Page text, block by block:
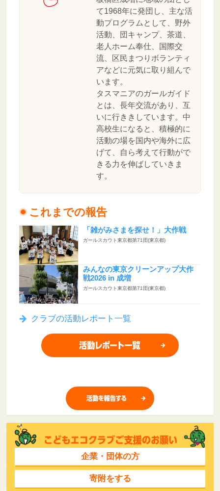
て1968年に発団し、主な活
動プログラムとして、野外
活動、団キャンプ、茶道、
老人ホーム奉仕、国際交
流、区民まつりボランティ
アなどに元気に取り組んで
います。
タスマニアのガールガイド
とは、長年交流があり、互
いに行ききしています。中
高校生になると、積極的に
活動の場を国内や海外に広
げて、自ら考えて行動がで
きる力を伸ばしていきま
す。
これまでの報告
「雑がみさまを探せ！」大作戦
ガールスカウト東京都第71団(東京都)
みんなの東京クリーンアップ大作
戦2026 in 成増
ガールスカウト東京都第71団(東京都)
クラブの活動レポート一覧
企業・団体の方
寄附をする